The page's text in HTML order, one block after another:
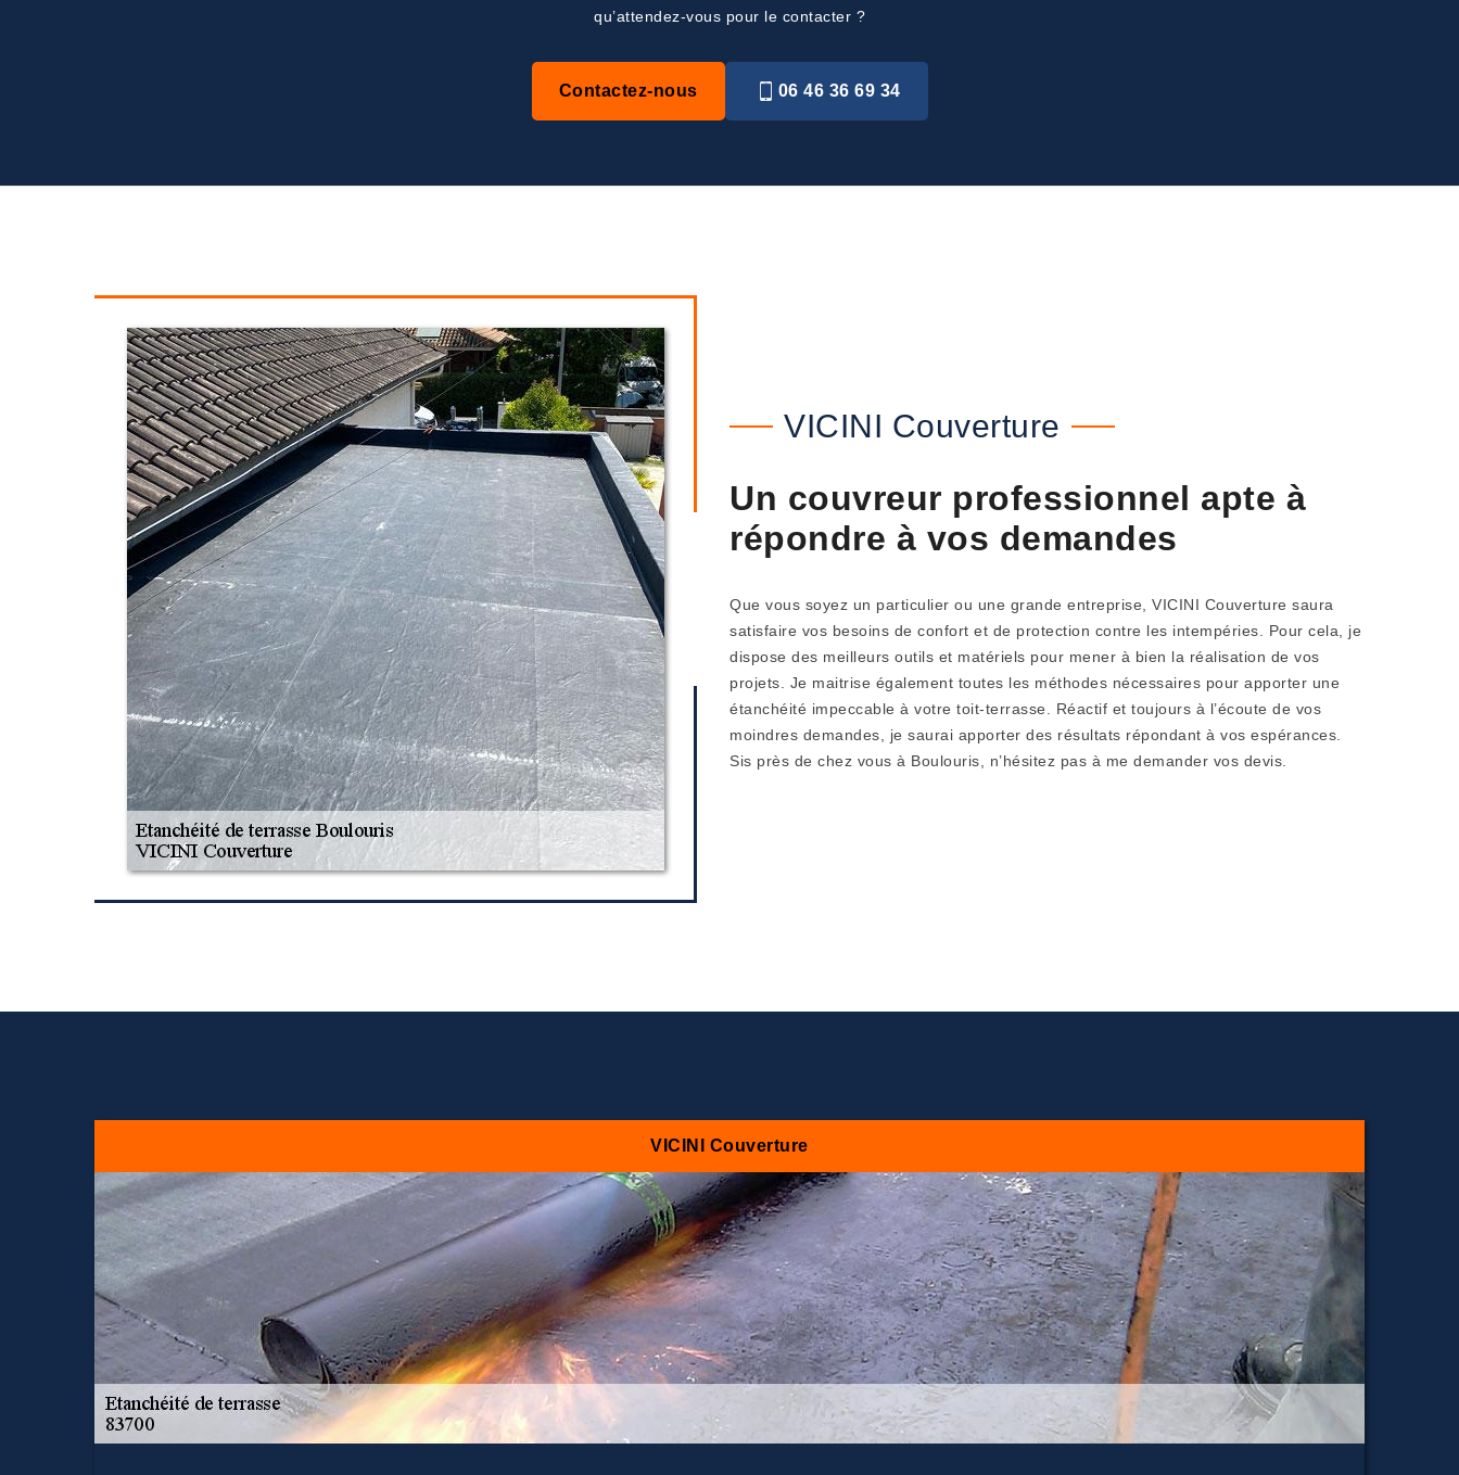
qu’attendez-vous pour le contacter ?
Contactez-nous 06 46 36 69 34
VICINI Couverture
Un couvreur professionnel apte à
répondre à vos demandes
Que vous soyez un particulier ou une grande entreprise, VICINI Couverture saura
satisfaire vos besoins de confort et de protection contre les intempéries. Pour cela, je
dispose des meilleurs outils et matériels pour mener à bien la réalisation de vos
projets. Je maitrise également toutes les méthodes nécessaires pour apporter une
étanchéité impeccable à votre toit-terrasse. Réactif et toujours à l’écoute de vos
moindres demandes, je saurai apporter des résultats répondant à vos espérances.
Sis près de chez vous à Boulouris, n’hésitez pas à me demander vos devis.
VICINI Couverture